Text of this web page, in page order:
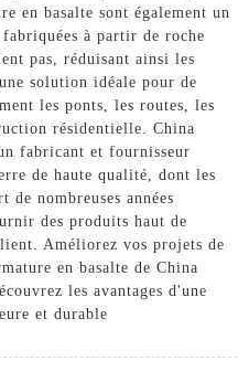
en basalte sont également un
à partir de roche
pas, réduisant ainsi les
solution idéale pour de
les ponts, les routes, les
résidentielle. China
fabricant et fournisseur
de haute qualité, dont les
de nombreuses années
des produits haut de
Améliorez vos projets de
en basalte de China
les avantages d'une
et durable